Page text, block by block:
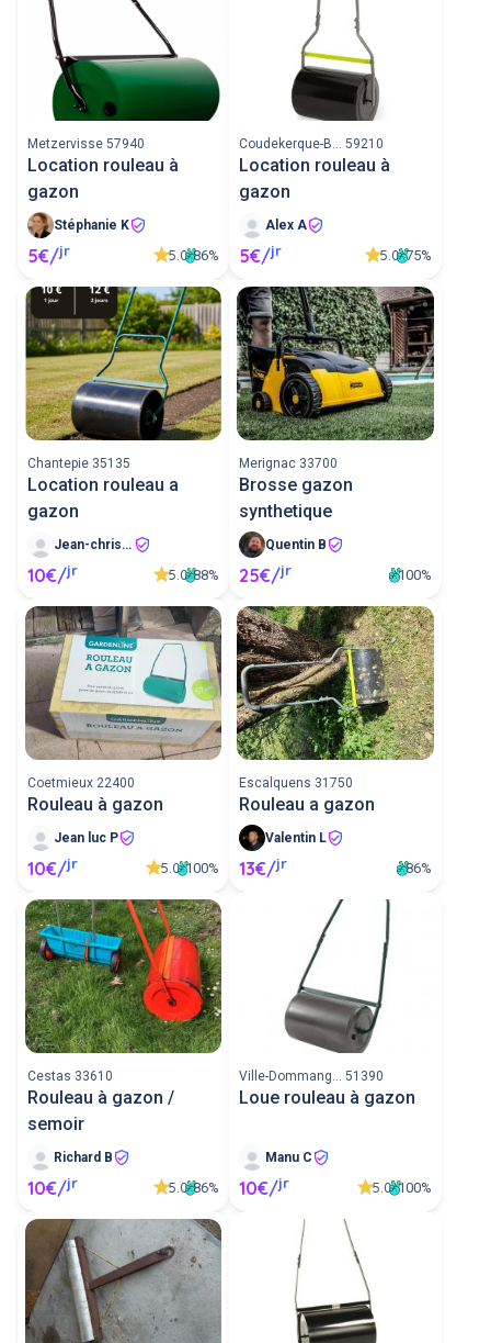
Metzervisse 57940
Location rouleau à
gazon
Stéphanie K
5€/jr 5.0 86%
Coudekerque-B... 59210
Location rouleau à
gazon
Alex A
5€/jr 5.0 75%
Chantepie 35135
Location rouleau a
gazon
Jean-christophe V
10€/jr 5.0 88%
Merignac 33700
Brosse gazon
synthetique
Quentin B
25€/jr 100%
Coetmieux 22400
Rouleau à gazon
Jean luc P
10€/jr 5.0 100%
Escalquens 31750
Rouleau a gazon
Valentin L
13€/jr 86%
Cestas 33610
Rouleau à gazon /
semoir
Richard B
10€/jr 5.0 86%
Ville-Dommang... 51390
Loue rouleau à gazon
Manu C
10€/jr 5.0 100%